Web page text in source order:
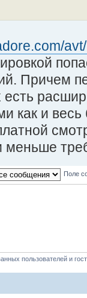
Причем
как и
меньше
Поле
пользователей и